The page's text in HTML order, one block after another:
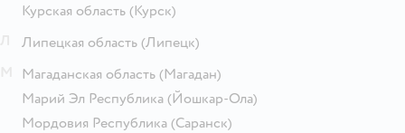
Курская область (Курск)
Липецкая область (Липецк)
Магаданская область (Магадан)
Марий Эл Республика (Йошкар-Ола)
Мордовия Республика (Саранск)